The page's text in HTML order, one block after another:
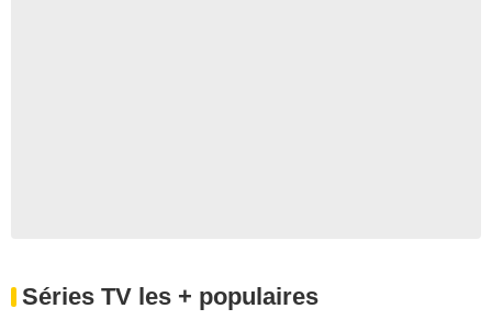
Séries TV les + populaires